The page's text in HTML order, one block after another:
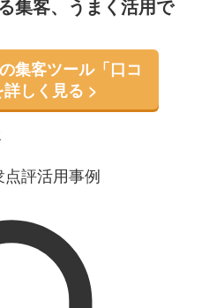
集客、うまく活用で
集客ツール「口コ
詳しく見る >
点評活用事例